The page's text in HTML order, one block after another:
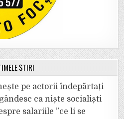
ȘTIRI
pe actorii îndepărtați
ca niște socialiști
salariile ”ce li se